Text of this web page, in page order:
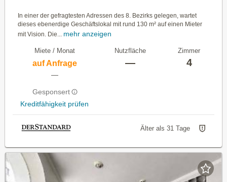
Lage
In einer der gefragtesten Adressen des 8. Bezirks gelegen, wartet
dieses ebenerdige Geschäftslokal mit rund 130 m² auf einen Mieter
mit Vision. Die... mehr anzeigen
Miete / Monat
auf Anfrage
—
Gesponsert
Kreditfähigkeit prüfen
Nutzfläche
—
Zimmer
4
Älter als 31 Tage